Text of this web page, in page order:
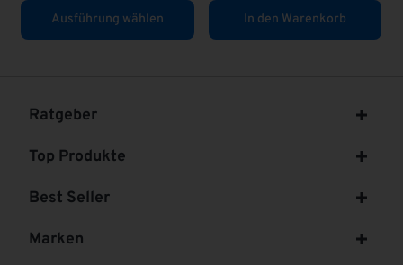
In den Warenkorb In den
Ratgeber
Top Produkte
Best Seller
Marken